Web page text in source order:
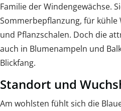
Familie der Windengewächse.
Sommerbepflanzung, für
und Pflanzschalen. Doch die
auch in Blumenampeln und
Blickfang.
Standort und
Am wohlsten fühlt sich die